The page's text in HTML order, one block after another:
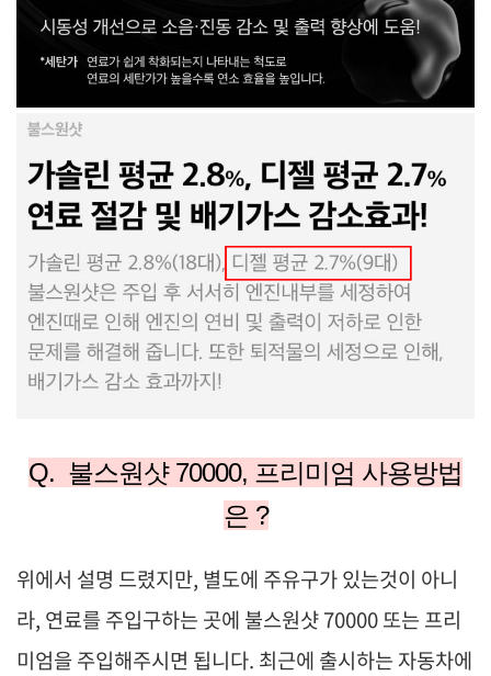
Q. 불스원샷 70000, 프리미엄 사용방법
은 ?
위에서 설명 드렸지만, 별도에 주유구가 있는것이 아니
라, 연료를 주입구하는 곳에 불스원샷 70000 또는 프리
미엄을 주입해주시면 됩니다. 최근에 출시하는 자동차에